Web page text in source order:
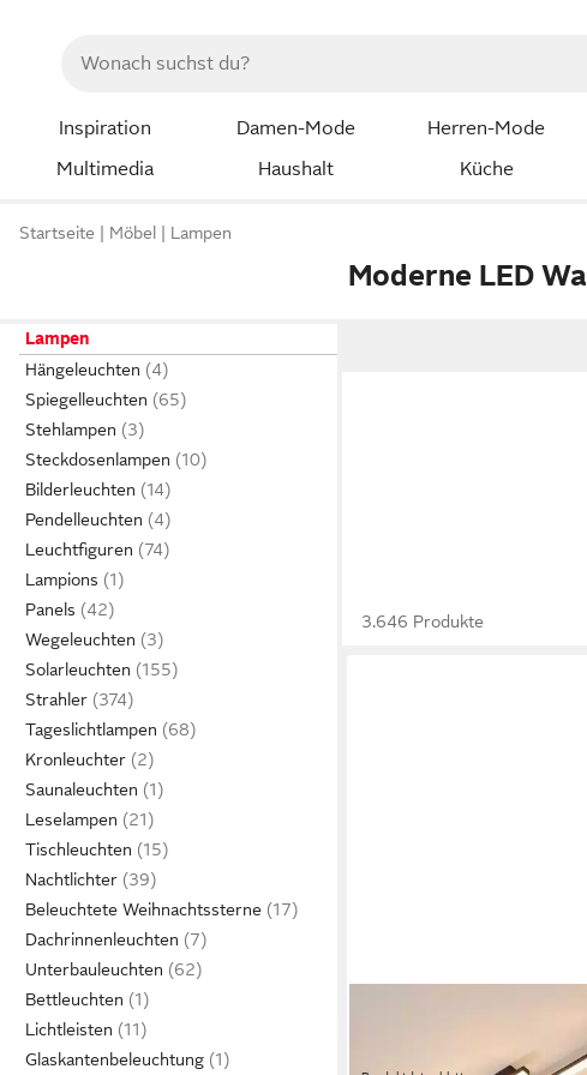
Inspiration Damen-Mode Herren-Mode
Multimedia
Haushalt Küche
Startseite Möbel Lampen
Moderne LED
Lampen
Hängeleuchten
Spiegelleuchten
Stehlampen
Steckdosenlampen
Bilderleuchten
Pendelleuchten
Leuchtfiguren
Lampions
Panels
Wegeleuchten
Solarleuchten
Strahler
Tageslichtlampen
Kronleuchter
Saunaleuchten
Leselampen
Tischleuchten
Nachtlichter
Beleuchtete Weihnachtssterne
Dachrinnenleuchten
Unterbauleuchten
Bettleuchten
Lichtleisten
Glaskantenbeleuchtung
3.646 Produkte
LED Deckenleuchte Modern
2-flammig Kristall